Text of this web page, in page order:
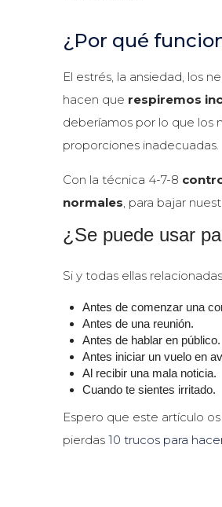
¿Por qué
El estrés, la ansiedad, los
hacen que respiremos
deberíamos por lo que los
proporciones inadecuadas.
Con la técnica 4-7-8
normales , para bajar
¿Se puede usar
Si y todas ellas
Antes de comenzar una
Antes de una reunión.
Antes de hablar en público.
Antes iniciar un vuelo en
Al recibir una mala noticia.
Cuando te sientes irritado.
Espero que este artículo
pierdas 10 trucos para